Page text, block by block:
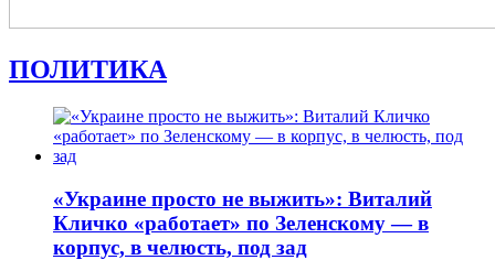
ПОЛИТИКА
«Украине просто не выжить»: Виталий
Кличко «работает» по Зеленскому — в
корпус, в челюсть, под зад